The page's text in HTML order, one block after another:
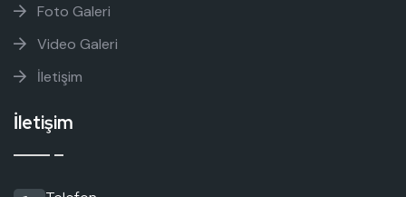
Foto Galeri
Video Galeri
İletişim
İletişim